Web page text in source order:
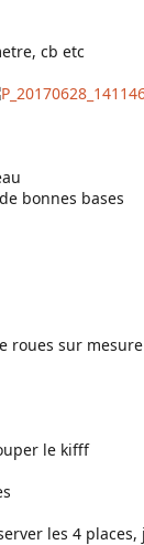
cb etc
bonnes bases
roues sur mesure
le kifff
les 4